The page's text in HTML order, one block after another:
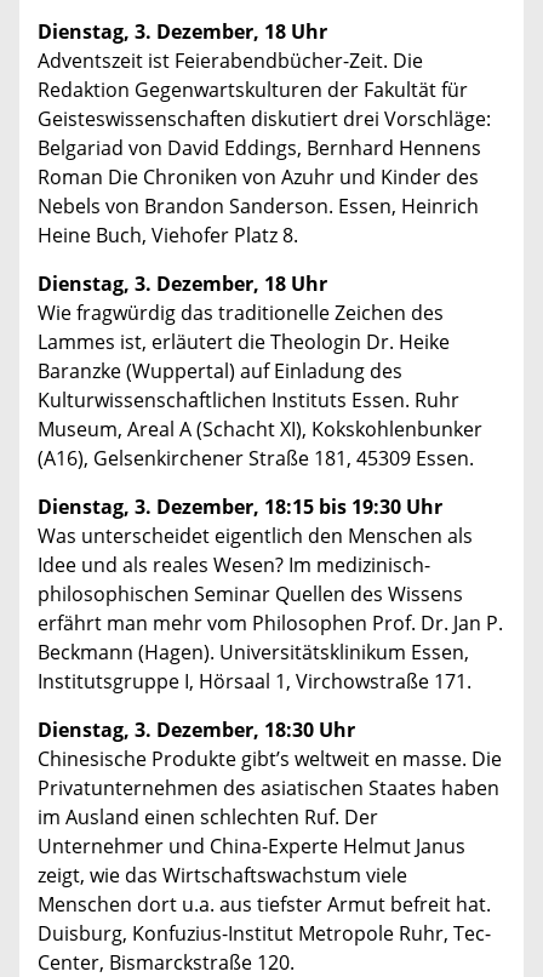
Dienstag, 3. Dezember, 18 Uhr
Adventszeit ist Feierabendbücher-Zeit. Die
Redaktion Gegenwartskulturen der Fakultät für
Geisteswissenschaften diskutiert drei Vorschläge:
Belgariad von David Eddings, Bernhard Hennens
Roman Die Chroniken von Azuhr und Kinder des
Nebels von Brandon Sanderson. Essen, Heinrich
Heine Buch, Viehofer Platz 8.
Dienstag, 3. Dezember, 18 Uhr
Wie fragwürdig das traditionelle Zeichen des
Lammes ist, erläutert die Theologin Dr. Heike
Baranzke (Wuppertal) auf Einladung des
Kulturwissenschaftlichen Instituts Essen. Ruhr
Museum, Areal A (Schacht XI), Kokskohlenbunker
(A16), Gelsenkirchener Straße 181, 45309 Essen.
Dienstag, 3. Dezember, 18:15 bis 19:30 Uhr
Was unterscheidet eigentlich den Menschen als
Idee und als reales Wesen? Im medizinisch-
philosophischen Seminar Quellen des Wissens
erfährt man mehr vom Philosophen Prof. Dr. Jan P.
Beckmann (Hagen). Universitätsklinikum Essen,
Institutsgruppe I, Hörsaal 1, Virchowstraße 171.
Dienstag, 3. Dezember, 18:30 Uhr
Chinesische Produkte gibt’s weltweit en masse. Die
Privatunternehmen des asiatischen Staates haben
im Ausland einen schlechten Ruf. Der
Unternehmer und China-Experte Helmut Janus
zeigt, wie das Wirtschaftswachstum viele
Menschen dort u.a. aus tiefster Armut befreit hat.
Duisburg, Konfuzius-Institut Metropole Ruhr, Tec-
Center, Bismarckstraße 120.